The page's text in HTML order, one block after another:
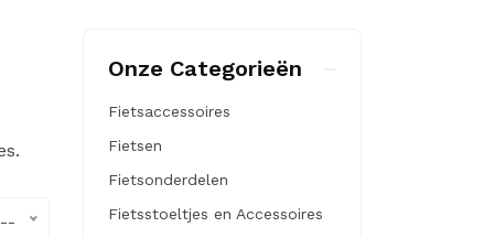
--
Onze Categorieën
Fietsaccessoires
Fietsen
Fietsonderdelen
Fietsstoeltjes en Accessoires